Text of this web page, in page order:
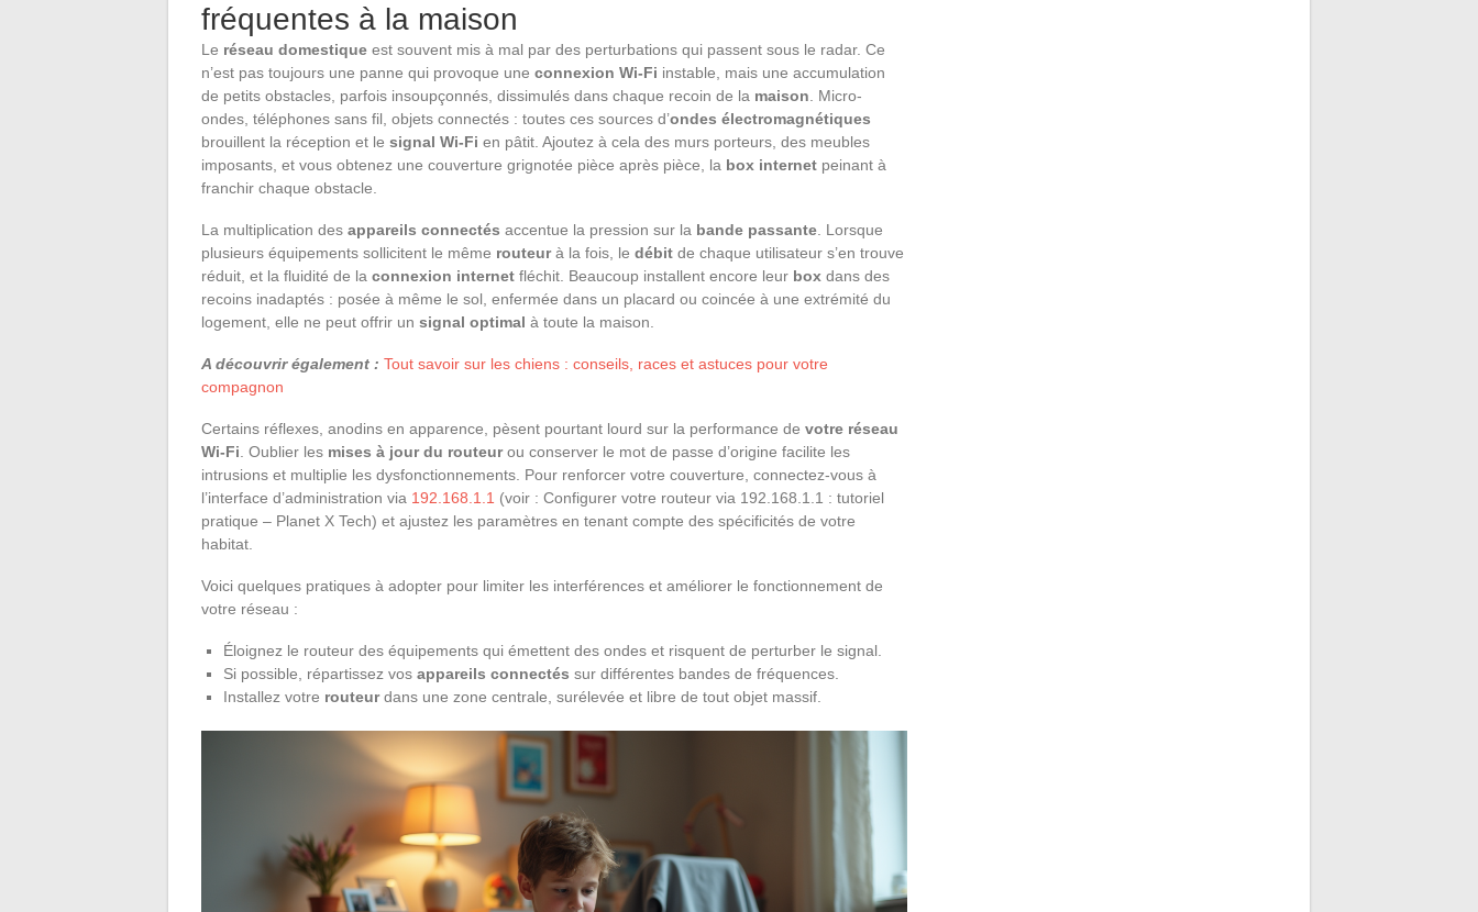
fréquentes à la maison
Le réseau domestique est souvent mis à mal par des perturbations qui passent sous le radar. Ce
n’est pas toujours une panne qui provoque une connexion Wi-Fi instable, mais une accumulation
de petits obstacles, parfois insoupçonnés, dissimulés dans chaque recoin de la maison . Micro-
ondes, téléphones sans fil, objets connectés : toutes ces sources d’ondes électromagnétiques
brouillent la réception et le signal Wi-Fi en pâtit. Ajoutez à cela des murs porteurs, des meubles
imposants, et vous obtenez une couverture grignotée pièce après pièce, la box internet peinant à
franchir chaque obstacle.
La multiplication des appareils connectés accentue la pression sur la bande passante . Lorsque
plusieurs équipements sollicitent le même routeurà la fois, le débit de chaque utilisateur s’en trouve
réduit, et la fluidité de la connexion internet fléchit. Beaucoup installent encore leur box dans des
recoins inadaptés : posée à même le sol, enfermée dans un placard ou coincée à une extrémité du
logement, elle ne peut offrir un signal optimal à toute la maison.
A découvrir également : Tout savoir sur les chiens : conseils, races et astuces pour votre
compagnon
Certains réflexes, anodins en apparence, pèsent pourtant lourd sur la performance de votre réseau
Wi-Fi . Oublier les mises à jour du routeurou conserver le mot de passe d’origine facilite les
intrusions et multiplie les dysfonctionnements. Pour renforcer votre couverture, connectez-vous à
l’interface d’administration via 192.168.1.1 (voir : Configurer votre routeur via 192.168.1.1 : tutoriel
pratique – Planet X Tech) et ajustez les paramètres en tenant compte des spécificités de votre
habitat.
Voici quelques pratiques à adopter pour limiter les interférences et améliorer le fonctionnement de
votre réseau :
Éloignez le routeur des équipements qui émettent des ondes et risquent de perturber le signal.
Si possible, répartissez vos appareils connectés sur différentes bandes de fréquences.
Installez votre routeurdans une zone centrale, surélevée et libre de tout objet massif.